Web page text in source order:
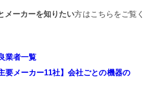
メーカーを知りたい方はこちらをご覧く
業者一覧
要メーカー11社】会社ごとの機器の